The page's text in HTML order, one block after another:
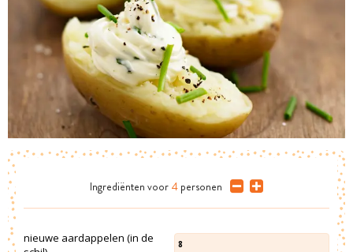
Ingrediënten voor 4 personen
nieuwe aardappelen (in de
8